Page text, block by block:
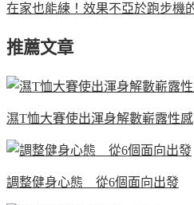
在家也能練！效果不亞於跑步機
推薦文章
濕T恤大賽使出渾身解數嶄露性感
調整健身心態 從6個面向出發